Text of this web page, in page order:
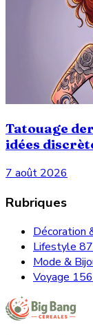
Tatouage
idées
7 août 2026
Rubriques
Décoration
Lifestyle
Mode &
Voyage156